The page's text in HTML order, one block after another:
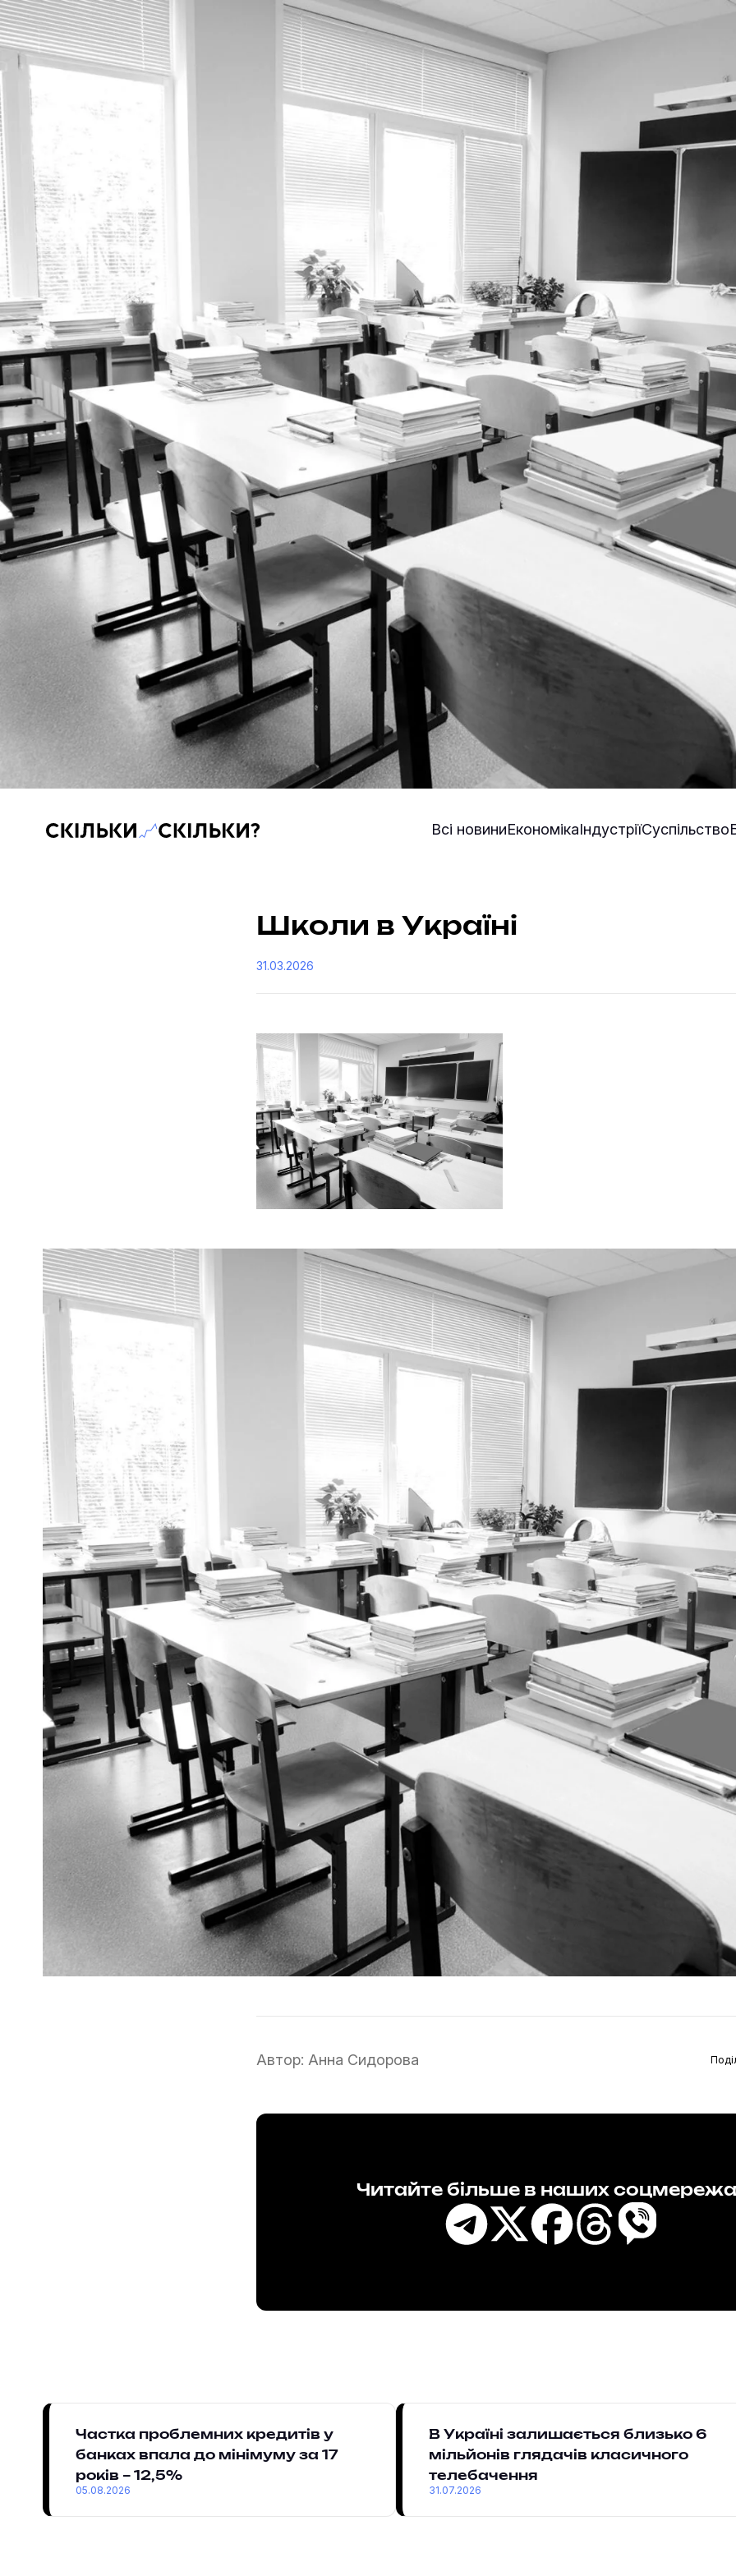
Скільки-скільки? — Медіа про суспільні дані Всі новиниЕкономікаІндустріїСуспільство
Школи в Україні
31.03.2026
Автор: Анна Сидорова
Читайте більше в наших
Частка проблемних кредитів у
банках впала до мінімуму за 17
років – 12,5%
05.08.2026
В Україні залишається близько 6
мільйонів глядачів класичного
телебачення
31.07.2026